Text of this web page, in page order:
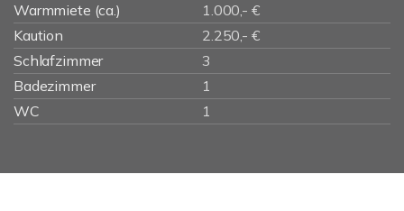
Warmmiete (ca.)
1.000,- €
Kaution
2.250,- €
Schlafzimmer
3
Badezimmer
1
WC
1